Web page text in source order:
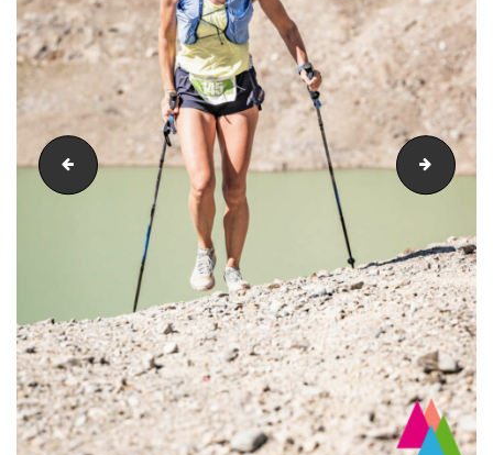
PIC_2715